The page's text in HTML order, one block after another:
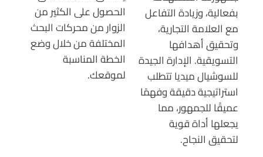
بفعالية، وزيادة التفاعل
مع العلامة التجارية،
وتحقيق أهدافها
التسويقية. الإدارة الجيدة
للسوشيال ميديا تتطلب
استراتيجية دقيقة وفهمًا
عميقًا للجمهور، مما
يجعلها أداة قوية
لتحقيق النجاح.
الحصول على الكثير من
الزوار من محركات البحث
المختلفة من خلال وضع
الخطة المناسبة
لموقعك.